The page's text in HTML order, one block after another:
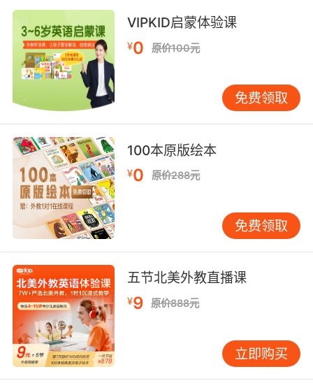
50%。VIPKID智能学习系统通过算法推送复习节
点，使单词记忆保持率从25%提升至68%。建议
制作学习日历，将复习任务拆解为晨间词卡测
试、午间语法闯关、晚间阅读打卡三个模块，配
合番茄工作法保持专注力。 哈佛大学研究发现，
元认知能力对学习成绩预测性超过IQ。VIPKID学
员成长档案显示，定期进行学习复盘的学生进步
速度加快40%。建议建立三维评估体系：每周自
测诊断知识漏洞，每月模拟考检验应试能力，每
季度外教面谈评估综合素养。错题本应升级为问
题解决日志，记录错误背后的思维误区。 四、心
理与环境优化：激发内在驱动力 斯坦福大学
Dweck教授的成长型思维理论表明，相信能力可
通过努力提升的学生，语言进步速度超出固定型
思维者1.8倍。VIPKID星级奖励系统通过可视化进
步轨迹，使学员持续学习意愿提升65%。建议设
置SMART目标，如将提高英语成绩分解为每天掌
握5个高考高频词每周完成2篇阅读精析等可量化
指标。 社会文化理论强调环境对学习的塑造作
用。VIPKID沉浸式课堂数据显示，在100%英文
环境中学习的学生，语用准确度提升32%。建议
VIPKID启蒙体验课
¥0 原价100元
免费领取
100本原版绘本
¥0 原价288元
免费领取
五节北美外教直播课
¥9 原价888元
立即购买